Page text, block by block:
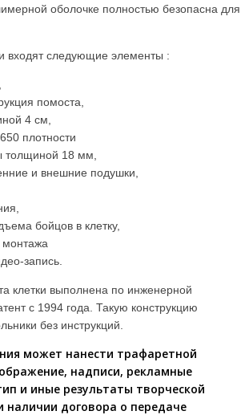
оболочке полностью безопасна для
входят следующие элементы :
помоста,
4 см,
плотности
толщиной 18 мм,
и внешние подушки,
бойцов в клетку,
монтажа
запись.
клетки выполнена по инженерной
с 1994 года. Такую конструкцию
без инструкций.
может нанести трафаретной
надписи, рекламные
и иные результаты творческой
наличии договора о передаче